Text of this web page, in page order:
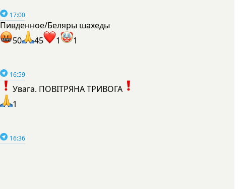
17:00
Пивденное/Беляры шахеды
50
45 1 1
16:59
Увага. ПОВІТРЯНА ТРИВОГА
1
16:36